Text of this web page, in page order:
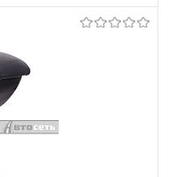
В наличии